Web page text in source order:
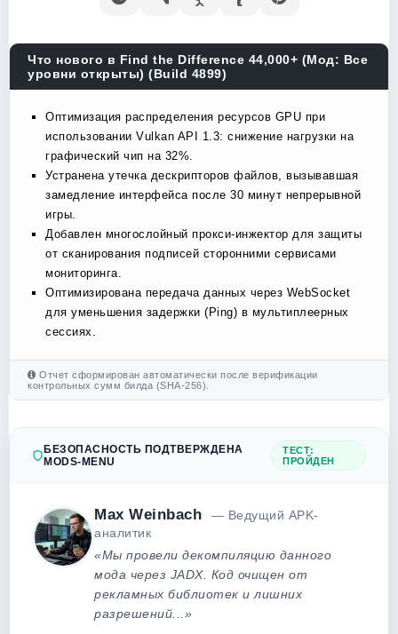
Что нового в Find the Difference 44,000+ (Мод: Все
уровни открыты) (Build 4899)
Оптимизация распределения ресурсов GPU при
использовании Vulkan API 1.3: снижение нагрузки на
графический чип на 32%.
Устранена утечка дескрипторов файлов, вызывавшая
замедление интерфейса после 30 минут непрерывной
игры.
Добавлен многослойный прокси-инжектор для защиты
от сканирования подписей сторонними сервисами
мониторинга.
Оптимизирована передача данных через WebSocket
для уменьшения задержки (Ping) в мультиплеерных
сессиях.
Отчет сформирован автоматически после верификации
контрольных сумм билда (SHA-256).
БЕЗОПАСНОСТЬ ПОДТВЕРЖДЕНА
MODS-MENU
ТЕСТ:
ПРОЙДЕН
Max Weinbach
— Ведущий APK-
аналитик
«Мы провели декомпиляцию данного
мода через JADX. Код очищен от
рекламных библиотек и лишних
разрешений...»